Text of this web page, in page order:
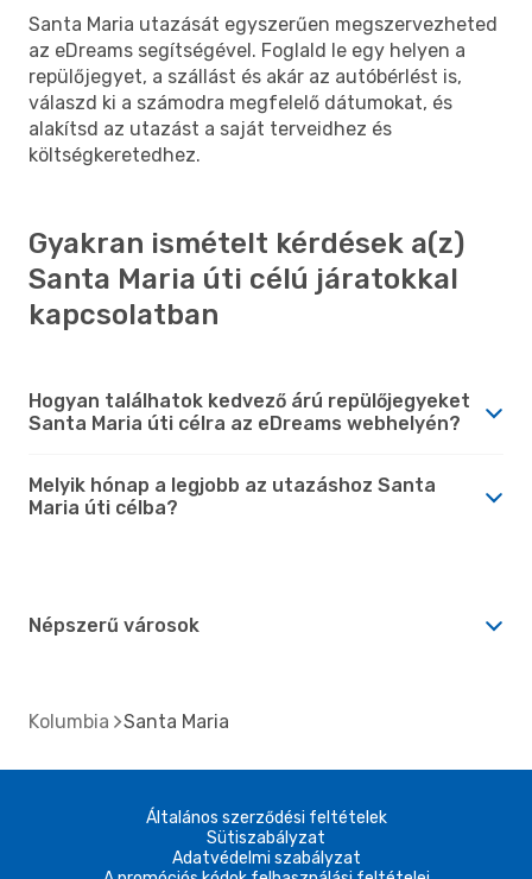
Santa Maria utazását egyszerűen megszervezheted
az eDreams segítségével. Foglald le egy helyen a
repülőjegyet, a szállást és akár az autóbérlést is,
válaszd ki a számodra megfelelő dátumokat, és
alakítsd az utazást a saját terveidhez és
költségkeretedhez.
Gyakran ismételt kérdések a(z)
Santa Maria úti célú járatokkal
kapcsolatban
Hogyan találhatok kedvező árú repülőjegyeket
Santa Maria úti célra az eDreams webhelyén?
Melyik hónap a legjobb az utazáshoz Santa
Maria úti célba?
Népszerű városok
Kolumbia Santa Maria
Általános szerződési feltételek
Sütiszabályzat
Adatvédelmi szabályzat